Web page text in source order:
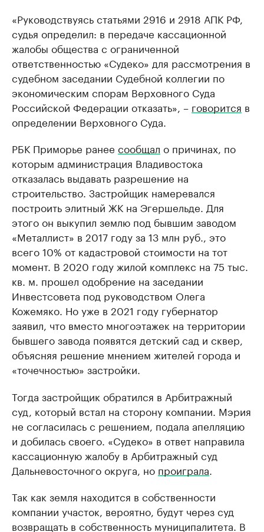
«Руководствуясь статьями 2916 и 2918 АПК РФ,
судья определил: в передаче кассационной
жалобы общества с ограниченной
ответственностью «Судеко» для рассмотрения в
судебном заседании Судебной коллегии по
экономическим спорам Верховного Суда
Российской Федерации отказать», – говорится в
определении Верховного Суда.
РБК Приморье ранее сообщал о причинах, по
которым администрация Владивостока
отказалась выдавать разрешение на
строительство. Застройщик намеревался
построить элитный ЖК на Эгершельде. Для
этого он выкупил землю под бывшим заводом
«Металлист» в 2017 году за 13 млн руб., это
всего 10% от кадастровой стоимости на тот
момент. В 2020 году жилой комплекс на 75 тыс.
кв. м. прошел одобрение на заседании
Инвестсовета под руководством Олега
Кожемяко. Но уже в 2021 году губернатор
заявил, что вместо многоэтажек на территории
бывшего завода появятся детский сад и сквер,
объясняя решение мнением жителей города и
«точечностью» застройки.
Тогда застройщик обратился в Арбитражный
суд, который встал на сторону компании. Мэрия
не согласилась с решением, подала апелляцию
и добилась своего. «Судеко» в ответ направила
кассационную жалобу в Арбитражный суд
Дальневосточного округа, но проиграла
Так как земля находится в собственности
компании участок, вероятно, будут через суд
возвращать в собственность муниципалитета. В